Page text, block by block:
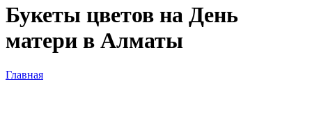
Букеты цветов на День
матери в Алматы
Главная